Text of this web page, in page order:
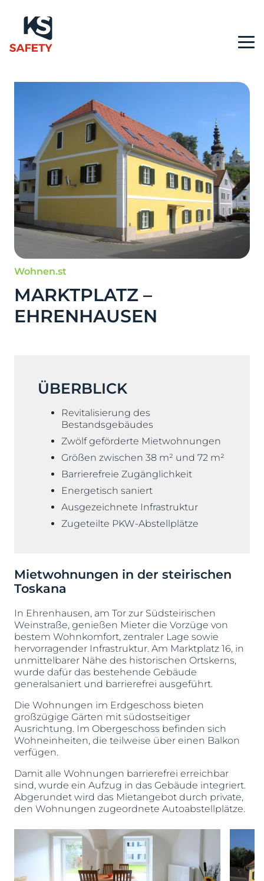
Wohnen.st
MARKTPLATZ –
EHRENHAUSEN
ÜBERBLICK
Revitalisierung des
Bestandsgebäudes
Zwölf geförderte Mietwohnungen
Größen zwischen 38 m² und 72 m²
Barrierefreie Zugänglichkeit
Energetisch saniert
Ausgezeichnete Infrastruktur
Zugeteilte PKW-Abstellplätze
Mietwohnungen in der steirischen
Toskana
In Ehrenhausen, am Tor zur Südsteirischen
Weinstraße, genießen Mieter die Vorzüge von
bestem Wohnkomfort, zentraler Lage sowie
hervorragender Infrastruktur. Am Marktplatz 16, in
unmittelbarer Nähe des historischen Ortskerns,
wurde dafür das bestehende Gebäude
generalsaniert und barrierefrei ausgeführt.
Die Wohnungen im Erdgeschoss bieten
großzügige Gärten mit südostseitiger
Ausrichtung. Im Obergeschoss befinden sich
Wohneinheiten, die teilweise über einen Balkon
verfügen.
Damit alle Wohnungen barrierefrei erreichbar
sind, wurde ein Aufzug in das Gebäude integriert.
Abgerundet wird das Mietangebot durch private,
den Wohnungen zugeordnete Autoabstellplätze.